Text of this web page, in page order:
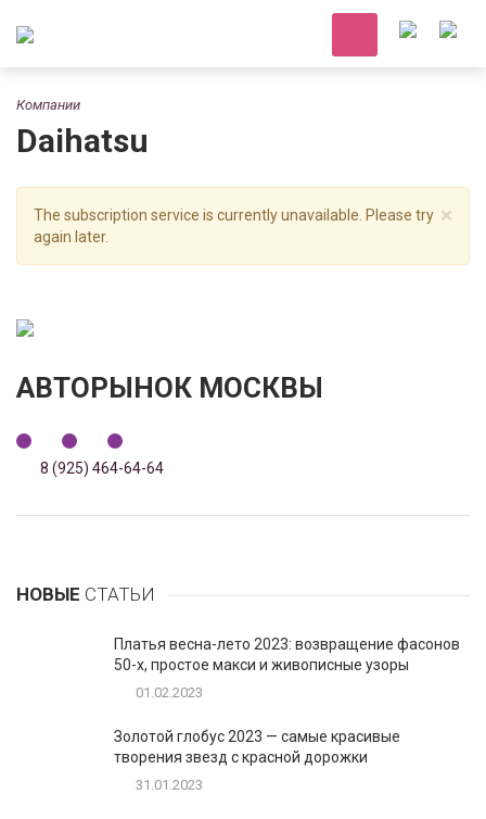
Компании
Daihatsu
×
The subscription service is currently unavailable. Please try
again later.
АВТОРЫНОК МОСКВЫ
8 (925) 464-64-64
НОВЫЕ СТАТЬИ
Платья весна-лето 2023: возвращение фасонов
50-х, простое макси и живописные узоры
01.02.2023
Золотой глобус 2023 — самые красивые
творения звезд с красной дорожки
31.01.2023